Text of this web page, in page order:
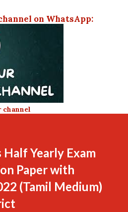
on WhatsApp:
Yearly Exam
Paper with
(Tamil Medium)